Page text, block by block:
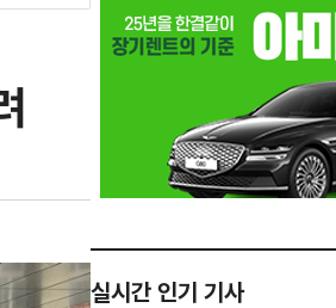
실시간 인기 기사